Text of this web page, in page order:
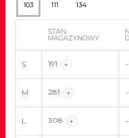
103 111 134
STAN
MAGAZYNOWY
S 191 +
M 281 +
L 308 +